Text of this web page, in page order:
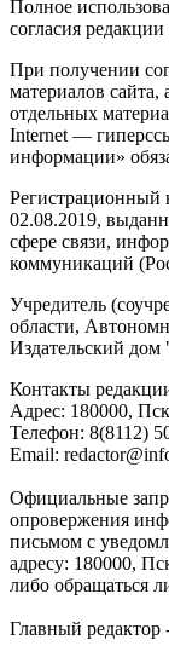
Полное
согласия
При получении
материалов
отдельных
Internet —
информации»
02.08.2019,
сфере связи,
коммуникаций
Учредитель
области,
Издательский
Контакты
Адреc: 180000,
Телефон: 8(8112)
Email:
Официальные
опровержения
письмом с
адресу: 180000,
либо обращаться
Главный